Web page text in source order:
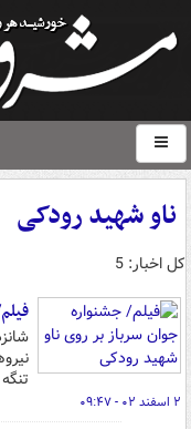
ناو شهید رودکی
کل اخبار: 5
۲ اسفند ۰۲ - ۰۹:۴۷